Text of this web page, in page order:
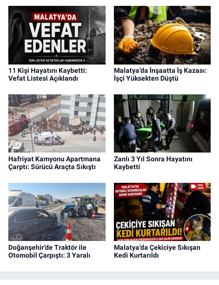
11 Kişi Hayatını Kaybetti:
Vefat Listesi Açıklandı
Malatya’da İnşaatta İş Kazası:
İşçi Yüksekten Düştü
Hafriyat Kamyonu Apartmana
Çarptı: Sürücü Araçta Sıkıştı
Zanlı 3 Yıl Sonra Hayatını
Kaybetti
Doğanşehir’de Traktör ile
Otomobil Çarpıştı: 3 Yaralı
Malatya’da Çekiciye Sıkışan
Kedi Kurtarıldı